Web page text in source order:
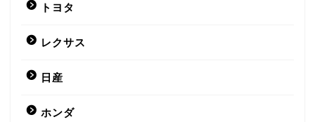
トヨタ
レクサス
日産
ホンダ